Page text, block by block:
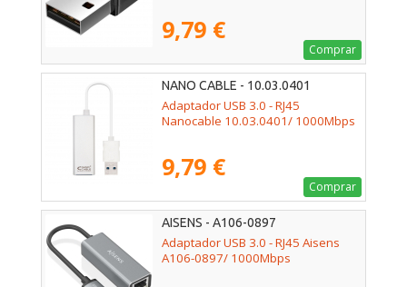
9,79 €
Comprar
NANO CABLE - 10.03.0401
Adaptador USB 3.0 - RJ45
Nanocable 10.03.0401/ 1000Mbps
9,79 €
Comprar
AISENS - A106-0897
Adaptador USB 3.0 - RJ45 Aisens
A106-0897/ 1000Mbps